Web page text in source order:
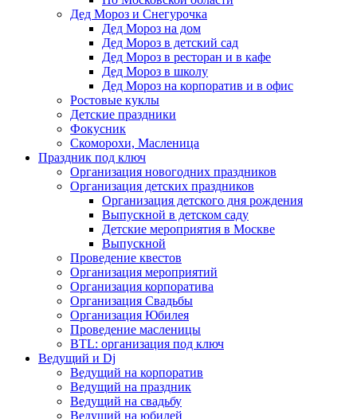
Дед Мороз и Снегурочка
Дед Мороз на дом
Дед Мороз в детский сад
Дед Мороз в ресторан и в кафе
Дед Мороз в школу
Дед Мороз на корпоратив и в офис
Ростовые куклы
Детские праздники
Фокусник
Скоморохи, Масленица
Праздник под ключ
Организация новогодних праздников
Организация детских праздников
Организация детского дня рождения
Выпускной в детском саду
Детские мероприятия в Москве
Выпускной
Проведение квестов
Организация мероприятий
Организация корпоратива
Организация Свадьбы
Организация Юбилея
Проведение масленицы
BTL: организация под ключ
Ведущий и Dj
Ведущий на корпоратив
Ведущий на праздник
Ведущий на свадьбу
Ведущий на юбилей